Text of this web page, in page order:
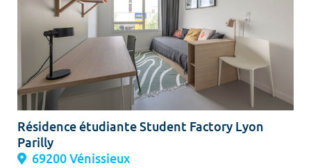
Résidence étudiante Student Factory Lyon
Parilly
69200 Vénissieux